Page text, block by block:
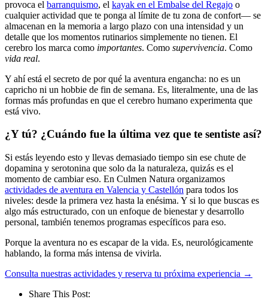
provoca el barranquismo, el kayak en el Embalse del Regajo o
cualquier actividad que te ponga al límite de tu zona de confort— se
almacenan en la memoria a largo plazo con una intensidad y un
detalle que los momentos rutinarios simplemente no tienen. El
cerebro los marca como importantes. Como supervivencia. Como
vida real.
Y ahí está el secreto de por qué la aventura engancha: no es un
capricho ni un hobbie de fin de semana. Es, literalmente, una de las
formas más profundas en que el cerebro humano experimenta que
está vivo.
¿Y tú? ¿Cuándo fue la última vez que te sentiste así?
Si estás leyendo esto y llevas demasiado tiempo sin ese chute de
dopamina y serotonina que solo da la naturaleza, quizás es el
momento de cambiar eso. En Culmen Natura organizamos
actividades de aventura en Valencia y Castellón para todos los
niveles: desde la primera vez hasta la enésima. Y si lo que buscas es
algo más estructurado, con un enfoque de bienestar y desarrollo
personal, también tenemos programas específicos para eso.
Porque la aventura no es escapar de la vida. Es, neurológicamente
hablando, la forma más intensa de vivirla.
Consulta nuestras actividades y reserva tu próxima experiencia →
Share This Post: